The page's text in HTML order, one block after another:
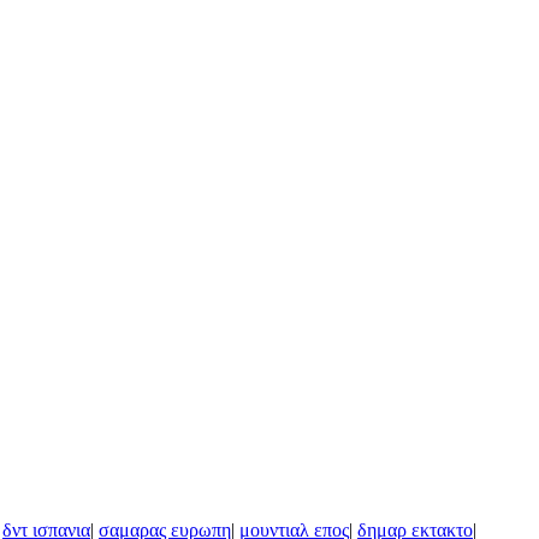
δντ ισπανια| σαμαρας ευρωπη| μουντιαλ επος| δημαρ εκτακτο|